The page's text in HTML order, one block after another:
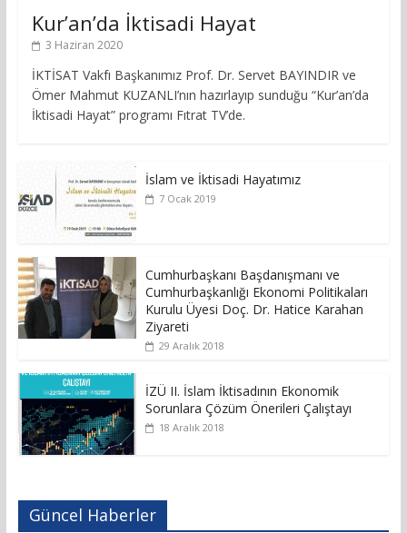
Kur’an’da İktisadi Hayat
3 Haziran 2020
İKTİSAT Vakfı Başkanımız Prof. Dr. Servet BAYINDIR ve
Ömer Mahmut KUZANLI’nın hazırlayıp sunduğu “Kur’an’da
İktisadi Hayat” programı Fıtrat TV’de.
İslam ve İktisadi Hayatımız
7 Ocak 2019
Cumhurbaşkanı Başdanışmanı ve
Cumhurbaşkanlığı Ekonomi Politikaları
Kurulu Üyesi Doç. Dr. Hatice Karahan
Ziyareti
29 Aralık 2018
İZÜ II. İslam İktisadının Ekonomik
Sorunlara Çözüm Önerileri Çalıştayı
18 Aralık 2018
Güncel Haberler